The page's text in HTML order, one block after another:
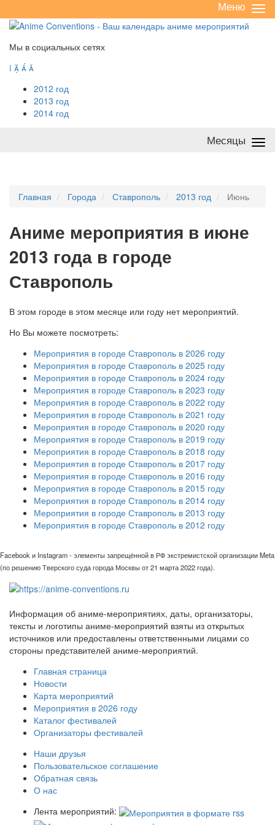
/
Меню
Мы в социальных сетях
   
2012 год
2013 год
2014 год
Месяцы
Главная Города Ставрополь 2013 год Июнь
Аниме мероприятия в июне
2013 года в городе
Ставрополь
В этом городе в этом месяце или году нет мероприятий.
Но Вы можете посмотреть:
Мероприятия в городе Ставрополь в 2026 году
Мероприятия в городе Ставрополь в 2025 году
Мероприятия в городе Ставрополь в 2024 году
Мероприятия в городе Ставрополь в 2023 году
Мероприятия в городе Ставрополь в 2022 году
Мероприятия в городе Ставрополь в 2021 году
Мероприятия в городе Ставрополь в 2020 году
Мероприятия в городе Ставрополь в 2019 году
Мероприятия в городе Ставрополь в 2018 году
Мероприятия в городе Ставрополь в 2017 году
Мероприятия в городе Ставрополь в 2016 году
Мероприятия в городе Ставрополь в 2015 году
Мероприятия в городе Ставрополь в 2014 году
Мероприятия в городе Ставрополь в 2013 году
Мероприятия в городе Ставрополь в 2012 году
Facebook и Instagram - элементы запрещённой в РФ экстремистской организации Meta
(по решению Тверского суда города Москвы от 21 марта 2022 года).
Информация об аниме-мероприятиях, даты, организаторы,
тексты и логотипы аниме-мероприятий взяты из открытых
источников или предоставлены ответственными лицами со
стороны представителей аниме-мероприятий.
Главная страница
Новости
Карта мероприятий
Мероприятия в 2026 году
Каталог фестивалей
Организаторы фестивалей
Наши друзья
Пользовательское соглашение
Обратная связь
О нас
Лента мероприятий: